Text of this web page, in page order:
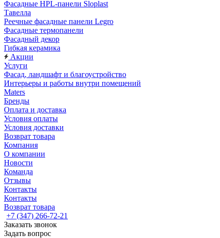
Фасадные HPL-панели Sloplast
Тавелла
Реечные фасадные панели Legro
Фасадные термопанели
Фасадный декор
Гибкая керамика
Акции
Услуги
Фасад, ландшафт и благоустройство
Интерьеры и работы внутри помещений
Maters
Бренды
Оплата и доставка
Условия оплаты
Условия доставки
Возврат товара
Компания
О компании
Новости
Команда
Отзывы
Контакты
Контакты
Возврат товара
+7 (347) 266-72-21
Заказать звонок
Задать вопрос